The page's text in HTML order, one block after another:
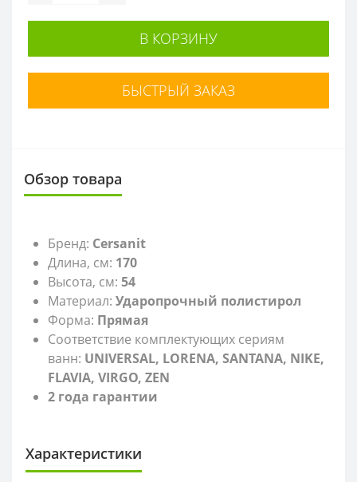
В КОРЗИНУ
БЫСТРЫЙ ЗАКАЗ
Обзор товара
Бренд: Cersanit
Длина, см: 170
Высота, см: 54
Материал: Ударопрочный полистирол
Форма: Прямая
Соответствие комплектующих сериям
ванн: UNIVERSAL, LORENA, SANTANA, NIKE,
FLAVIA, VIRGO, ZEN
2 года гарантии
Характеристики